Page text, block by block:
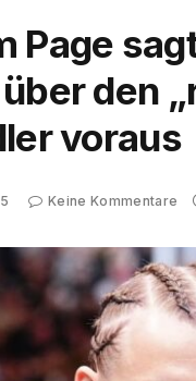
Page
den
voraus
Keine Kommentare